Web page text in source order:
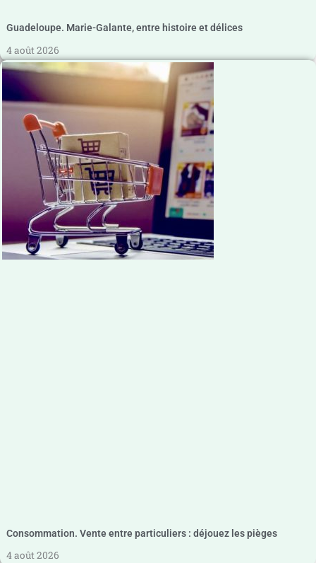
Guadeloupe. Marie-Galante, entre histoire et délices
4 août 2026
Consommation. Vente entre particuliers : déjouez les pièges
4 août 2026